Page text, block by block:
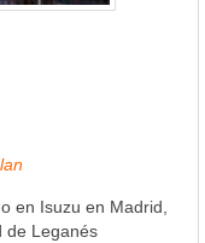
en Isuzu en Madrid,
de Leganés